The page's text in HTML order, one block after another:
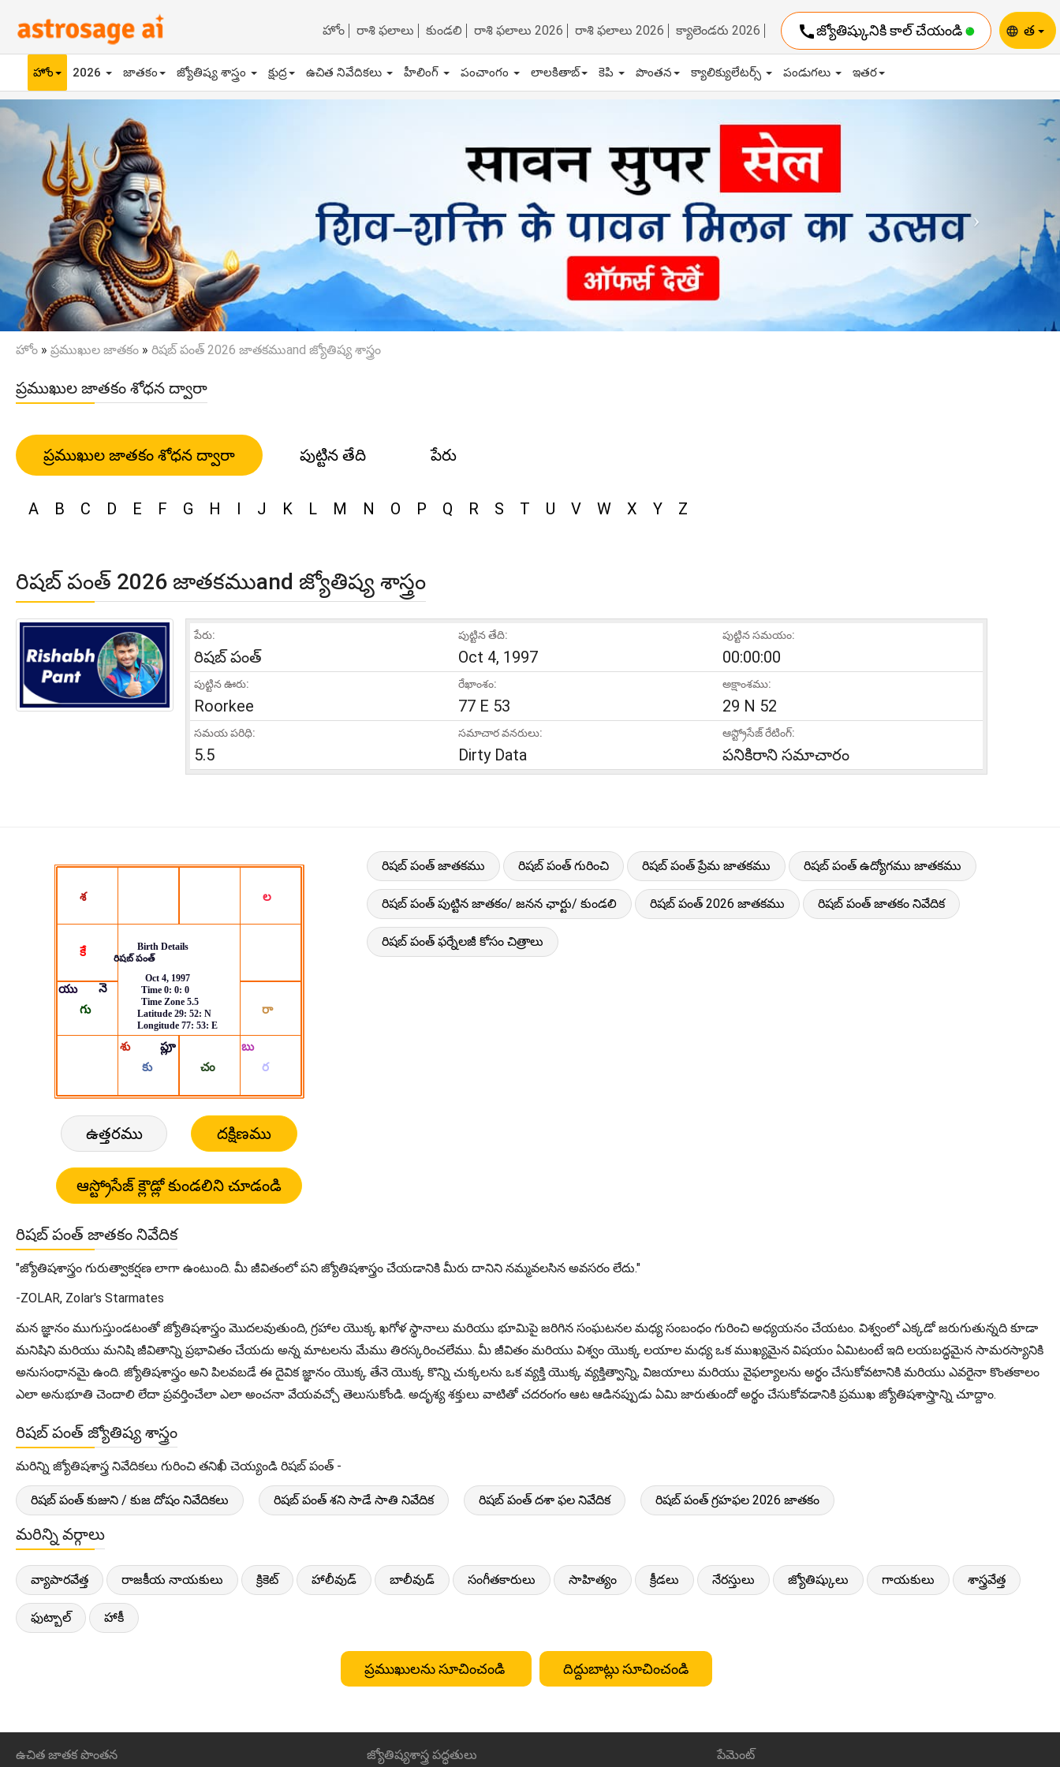
హోం రాశి ఫలాలు కుండలి రాశి ఫలాలు 2026 రాశి ఫలాలు 2026 క్యాలెండరు 2026 callజ్యోతిష్కునికి కాల్ చేయండి language త
హోం 2026 జాతకం జ్యోతిష్య శాస్త్రం క్షుద్ర ఉచిత నివేదికలు హీలింగ్ పంచాంగం లాలకితాబ్ కెపి పొంతన క్యాలిక్యులేటర్స్ పండుగలు ఇతర
Previous
హోం » ప్రముఖుల జాతకం » రిషబ్ పంత్ 2026 జాతకముand జ్యోతిష్య శాస్త్రం
ప్రముఖుల జాతకం శోధన ద్వారా
ప్రముఖుల జాతకం శోధన ద్వారా పుట్టిన తేది పేరు
A B C D E F G H I J K L M N O P Q R S T U V W X Y Z
రిషబ్ పంత్ 2026 జాతకముand జ్యోతిష్య శాస్త్రం
పేరు:
రిషబ్ పంత్
పుట్టిన తేది:
Oct 4, 1997
పుట్టిన సమయం:
00:00:00
పుట్టిన ఊరు:
Roorkee
రేఖాంశం:
77 E 53
అక్షాంశము:
29 N 52
సమయ పరిధి:
5.5
సమాచార వనరులు:
Dirty Data
ఆస్ట్రోసేజ్ రేటింగ్:
పనికిరాని సమాచారం
ఉత్తరము దక్షిణము
రిషబ్ పంత్ జాతకము రిషబ్ పంత్ గురించి రిషబ్ పంత్ ప్రేమ జాతకము రిషబ్ పంత్ ఉద్యోగము జాతకము
రిషబ్ పంత్ పుట్టిన జాతకం/ జనన ఛార్టు/ కుండలి రిషబ్ పంత్ 2026 జాతకము రిషబ్ పంత్ జాతకం నివేదిక
రిషబ్ పంత్ ఫర్నేలజీ కోసం చిత్రాలు
రిషబ్ పంత్ జాతకం నివేదిక
"జ్యోతిషశాస్త్రం గురుత్వాకర్షణ లాగా ఉంటుంది. మీ జీవితంలో పని జ్యోతిషశాస్త్రం చేయడానికి మీరు దానిని నమ్మవలసిన అవసరం లేదు."
-ZOLAR, Zolar's Starmates
మన జ్ఞానం ముగుస్తుండటంతో జ్యోతిషశాస్త్రం మొదలవుతుంది, గ్రహాల యొక్క ఖగోళ స్థానాలు మరియు భూమిపై జరిగిన సంఘటనల మధ్య సంబంధం గురించి అధ్యయనం చేయటం. విశ్వంలో ఎక్కడో జరుగుతున్నది కూడా
మనిషిని మరియు మనిషి జీవితాన్ని ప్రభావితం చేయదు అన్న మాటలను మేము తిరస్కరించలేము. మీ జీవితం మరియు విశ్వం యొక్క లయాల మధ్య ఒక ముఖ్యమైన విషయం ఏమిటంటే ఇది లయబద్ధమైన సామరస్యానికి
అనుసంధానమై ఉంది. జ్యోతిషశాస్త్రం అని పిలవబడే ఈ దైవిక జ్ఞానం యొక్క తేనె యొక్క కొన్ని చుక్కలను ఒక వ్యక్తి యొక్క వ్యక్తిత్వాన్ని, విజయాలు మరియు వైఫల్యాలను అర్థం చేసుకోవటానికి మరియు ఎవరైనా కొంతకాలం
ఎలా అనుభూతి చెందాలి లేదా ప్రవర్తించేలా ఎలా అంచనా వేయవచ్చో తెలుసుకోండి. అదృశ్య శక్తులు వాటితో చదరంగం ఆట ఆడినప్పుడు ఏమి జారుతుందో అర్థం చేసుకోవడానికి ప్రముఖ జ్యోతిషశాస్త్రాన్ని చూద్దాం.
రిషబ్ పంత్ జ్యోతిష్య శాస్త్రం
మరిన్ని జ్యోతిషశాస్త్ర నివేదికలు గురించి తనిఖీ చెయ్యండి రిషబ్ పంత్ -
రిషబ్ పంత్ కుజుని / కుజ దోషం నివేదికలు రిషబ్ పంత్ శని సాడే సాతి నివేదిక రిషబ్ పంత్ దశా ఫల నివేదిక రిషబ్ పంత్ గ్రహఫల 2026 జాతకం
మరిన్ని వర్గాలు
వ్యాపారవేత్త రాజకీయ నాయకులు క్రికెట్ హాలీవుడ్ బాలీవుడ్ సంగీతకారులు సాహిత్యం క్రీడలు నేరస్తులు జ్యోతిష్కులు గాయకులు శాస్త్రవేత్త
ఫుట్బాల్ హాకీ
ప్రముఖులను సూచించండి దిద్దుబాట్లు సూచించండి
ఉచిత జాతక పొంతన జ్యోతిష్యశాస్త్ర పద్ధతులు పేమెంట్